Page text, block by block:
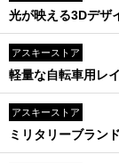
光が映える3Dデザ
アスキーストア
軽量な自転車用レ
アスキーストア
ミリタリーブラン